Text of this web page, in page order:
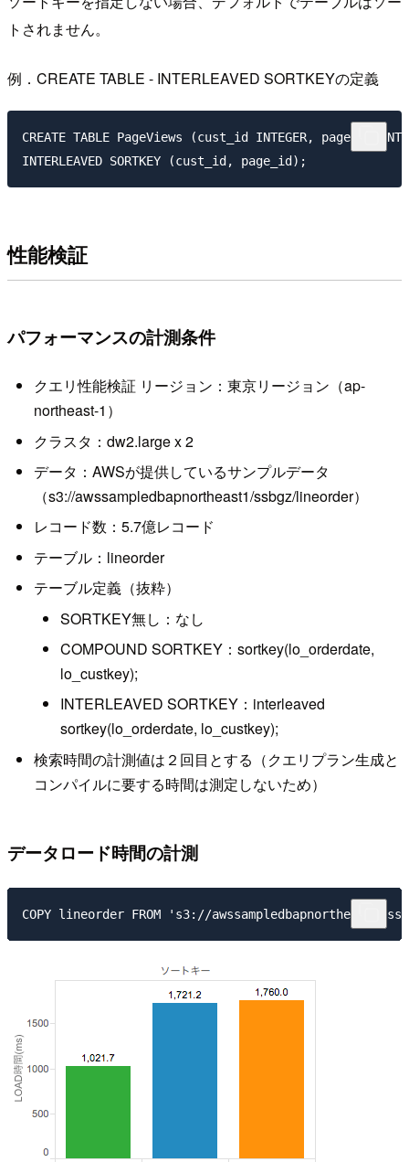
トされません。
例．CREATE TABLE - INTERLEAVED SORTKEYの定義
CREATE TABLE PageViews (cust_id INTEGER, page_id
性能検証
パフォーマンスの計測条件
クエリ性能検証 リージョン：東京リージョン（ap-
northeast-1）
クラスタ：dw2.large x 2
データ：AWSが提供しているサンプルデータ
（s3://awssampledbapnortheast1/ssbgz/lineorder）
レコード数：5.7億レコード
テーブル：lineorder
テーブル定義（抜粋）
SORTKEY無し：なし
COMPOUND SORTKEY：sortkey(lo_orderdate,
lo_custkey);
INTERLEAVED SORTKEY：interleaved
sortkey(lo_orderdate, lo_custkey);
検索時間の計測値は２回目とする（クエリプラン生成と
コンパイルに要する時間は測定しないため）
データロード時間の計測